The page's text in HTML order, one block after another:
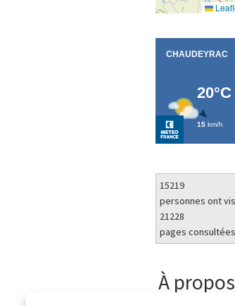
15219
personnes ont
21228
pages
À